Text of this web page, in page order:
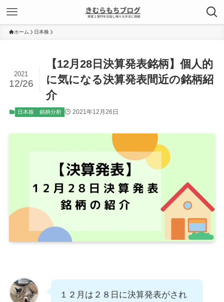
ホーム 日本株
【12月28日決算発表銘柄】個人的
に気になる決算発表間近の銘柄紹
介
2021
12/26
日本株 銘柄分析 2021年12月26日
１２月は２８日に決算発表がされ